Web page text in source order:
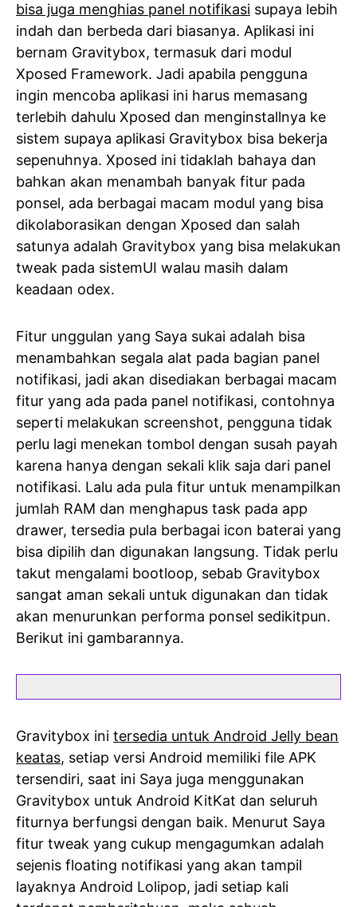
bisa juga menghias panel notifikasi supaya lebih
indah dan berbeda dari biasanya. Aplikasi ini
bernam Gravitybox, termasuk dari modul
Xposed Framework. Jadi apabila pengguna
ingin mencoba aplikasi ini harus memasang
terlebih dahulu Xposed dan menginstallnya ke
sistem supaya aplikasi Gravitybox bisa bekerja
sepenuhnya. Xposed ini tidaklah bahaya dan
bahkan akan menambah banyak fitur pada
ponsel, ada berbagai macam modul yang bisa
dikolaborasikan dengan Xposed dan salah
satunya adalah Gravitybox yang bisa melakukan
tweak pada sistemUI walau masih dalam
keadaan odex.
Fitur unggulan yang Saya sukai adalah bisa
menambahkan segala alat pada bagian panel
notifikasi, jadi akan disediakan berbagai macam
fitur yang ada pada panel notifikasi, contohnya
seperti melakukan screenshot, pengguna tidak
perlu lagi menekan tombol dengan susah payah
karena hanya dengan sekali klik saja dari panel
notifikasi. Lalu ada pula fitur untuk menampilkan
jumlah RAM dan menghapus task pada app
drawer, tersedia pula berbagai icon baterai yang
bisa dipilih dan digunakan langsung. Tidak perlu
takut mengalami bootloop, sebab Gravitybox
sangat aman sekali untuk digunakan dan tidak
akan menurunkan performa ponsel sedikitpun.
Berikut ini gambarannya.
Gravitybox ini tersedia untuk Android Jelly bean
keatas, setiap versi Android memiliki file APK
tersendiri, saat ini Saya juga menggunakan
Gravitybox untuk Android KitKat dan seluruh
fiturnya berfungsi dengan baik. Menurut Saya
fitur tweak yang cukup mengagumkan adalah
sejenis floating notifikasi yang akan tampil
layaknya Android Lolipop, jadi setiap kali